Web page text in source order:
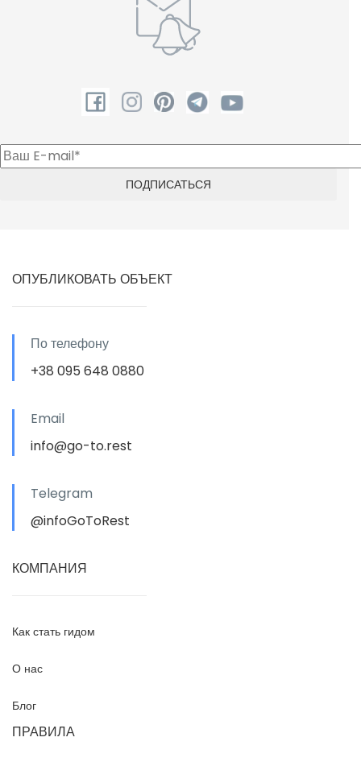
ОПУБЛИКОВАТЬ ОБЪЕКТ
По телефону
+38 095 648 0880
Email
info@go-to.rest
Telegram
@infoGoToRest
КОМПАНИЯ
Как стать гидом
О нас
Блог
ПРАВИЛА